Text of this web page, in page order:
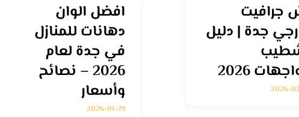
جرافيت
جدة | دليل
2026
2026-
افضل الوان
دهانات للمنازل
في جدة لعام
2026 – نصائح
وأسعار
2026-01-29